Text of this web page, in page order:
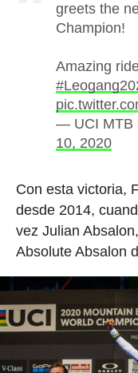
greets the
Champion!
Amazing
— UCI MTB
10, 2020
Con esta victoria,
desde 2014,
vez Julian
Absolute Absalon